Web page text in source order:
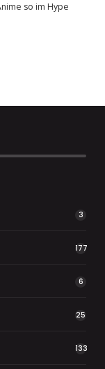
so im Hype
3
177
6
25
133